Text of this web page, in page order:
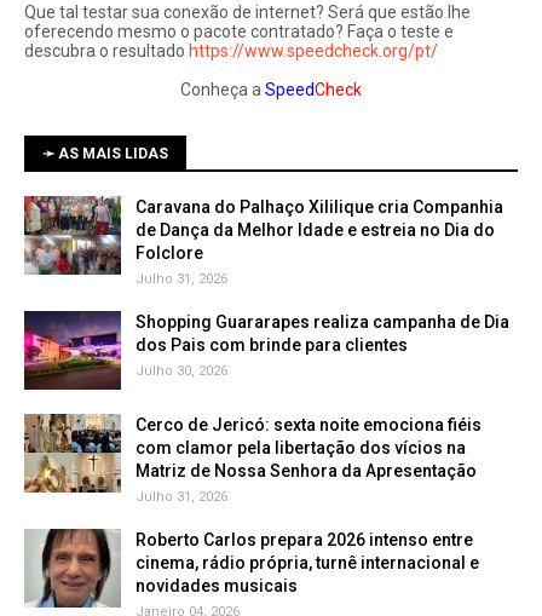
Que tal testar sua conexão de internet? Será que estão lhe
oferecendo mesmo o pacote contratado? Faça o teste e
descubra o resultado https://www.speedcheck.org/pt/
Conheça a SpeedCheck
➛ AS MAIS LIDAS
Caravana do Palhaço Xililique cria Companhia
de Dança da Melhor Idade e estreia no Dia do
Folclore
Julho 31, 2026
Shopping Guararapes realiza campanha de Dia
dos Pais com brinde para clientes
Julho 30, 2026
Cerco de Jericó: sexta noite emociona fiéis
com clamor pela libertação dos vícios na
Matriz de Nossa Senhora da Apresentação
Julho 31, 2026
Roberto Carlos prepara 2026 intenso entre
cinema, rádio própria, turnê internacional e
novidades musicais
Janeiro 04, 2026